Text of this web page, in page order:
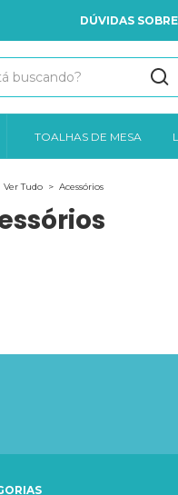
DÚVIDAS
TOALHAS DE MESA
Ver Tudo > Acessórios